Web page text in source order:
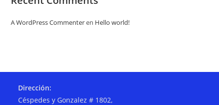
A WordPress Commenteren Hello world!
Dirección:
Céspedes y Gonzalez # 1802,